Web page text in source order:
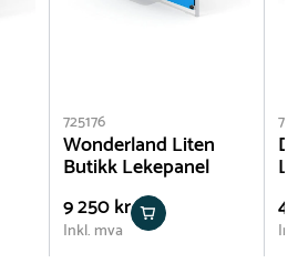
725176
Wonderland Liten
Butikk Lekepanel
9 250 kr
Inkl. mva